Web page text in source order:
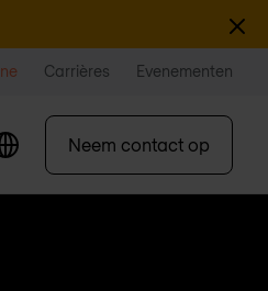
Carrières Evenementen
Neem contact op